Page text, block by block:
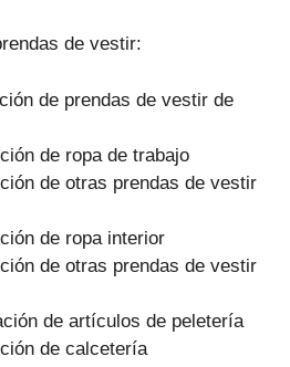
de vestir:
de prendas de vestir de
de ropa de trabajo
de otras prendas de vestir
de ropa interior
de otras prendas de vestir
de artículos de peletería
de calcetería